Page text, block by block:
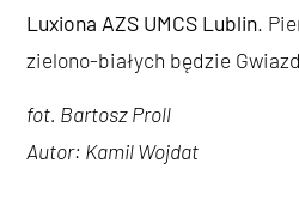
Luxiona AZS UMCS Lublin.
zielono-białych będzie
fot. Bartosz Proll
Autor: Kamil Wojdat